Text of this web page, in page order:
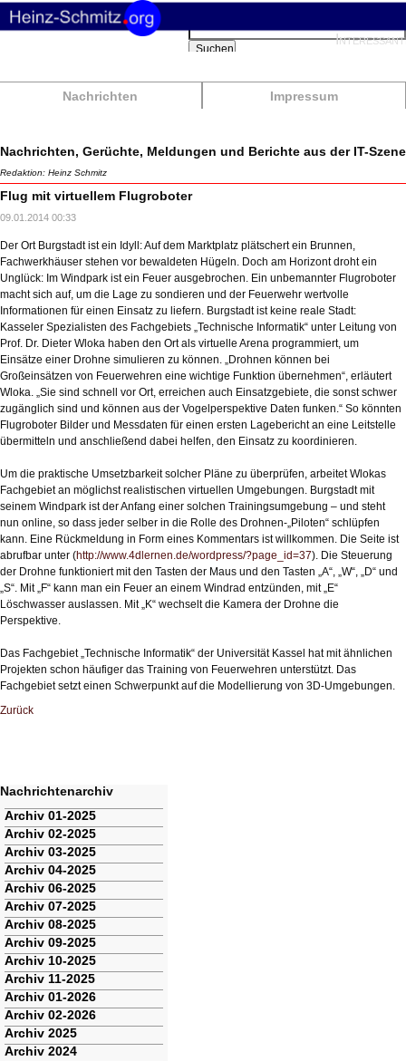
Nachrichten Impressum
Suchbegriffe
Suchen
Nachrichten, Gerüchte, Meldungen und Berichte aus der IT-Szene
Redaktion: Heinz Schmitz
Flug mit virtuellem Flugroboter
09.01.2014 00:33
Der Ort Burgstadt ist ein Idyll: Auf dem Marktplatz plätschert ein Brunnen,
Fachwerkhäuser stehen vor bewaldeten Hügeln. Doch am Horizont droht ein
Unglück: Im Windpark ist ein Feuer ausgebrochen. Ein unbemannter Flugroboter
macht sich auf, um die Lage zu sondieren und der Feuerwehr wertvolle
Informationen für einen Einsatz zu liefern. Burgstadt ist keine reale Stadt:
Kasseler Spezialisten des Fachgebiets „Technische Informatik“ unter Leitung von
Prof. Dr. Dieter Wloka haben den Ort als virtuelle Arena programmiert, um
Einsätze einer Drohne simulieren zu können. „Drohnen können bei
Großeinsätzen von Feuerwehren eine wichtige Funktion übernehmen“, erläutert
Wloka. „Sie sind schnell vor Ort, erreichen auch Einsatzgebiete, die sonst schwer
zugänglich sind und können aus der Vogelperspektive Daten funken.“ So könnten
Flugroboter Bilder und Messdaten für einen ersten Lagebericht an eine Leitstelle
übermitteln und anschließend dabei helfen, den Einsatz zu koordinieren.
Um die praktische Umsetzbarkeit solcher Pläne zu überprüfen, arbeitet Wlokas
Fachgebiet an möglichst realistischen virtuellen Umgebungen. Burgstadt mit
seinem Windpark ist der Anfang einer solchen Trainingsumgebung – und steht
nun online, so dass jeder selber in die Rolle des Drohnen-„Piloten“ schlüpfen
kann. Eine Rückmeldung in Form eines Kommentars ist willkommen. Die Seite ist
abrufbar unter (http://www.4dlernen.de/wordpress/?page_id=37). Die Steuerung
der Drohne funktioniert mit den Tasten der Maus und den Tasten „A“, „W“, „D“ und
„S“. Mit „F“ kann man ein Feuer an einem Windrad entzünden, mit „E“
Löschwasser auslassen. Mit „K“ wechselt die Kamera der Drohne die
Perspektive.
Das Fachgebiet „Technische Informatik“ der Universität Kassel hat mit ähnlichen
Projekten schon häufiger das Training von Feuerwehren unterstützt. Das
Fachgebiet setzt einen Schwerpunkt auf die Modellierung von 3D-Umgebungen.
Zurück
Nachrichtenarchiv
Navigation
überspringen
Archiv 01-2025
Archiv 02-2025
Archiv 03-2025
Archiv 04-2025
Archiv 06-2025
Archiv 07-2025
Archiv 08-2025
Archiv 09-2025
Archiv 10-2025
Archiv 11-2025
Archiv 01-2026
Archiv 02-2026
Archiv 2025
Archiv 2024